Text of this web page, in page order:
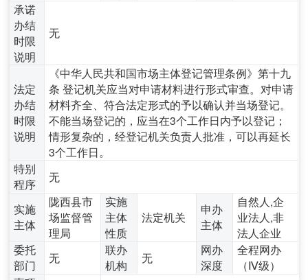
承诺
办结
时限
说明
无
法定
办结
时限
说明
《中华人民共和国市场主体登记管理条例》第十九
条 登记机关应当对申请材料进行形式审查。对申请
材料齐全、符合法定形式的予以确认并当场登记。
不能当场登记的，应当在3个工作日内予以登记；
情形复杂的，经登记机关负责人批准，可以再延长
3个工作日。
特别
程序
无
实施
主体
陇西县市
场监督管
理局
实施
主体
性质
法定机关
申办
主体
自然人,企
业法人,非
法人企业
委托
部门
无
联办
机构
无
网办
深度
全程网办
（Ⅳ级）